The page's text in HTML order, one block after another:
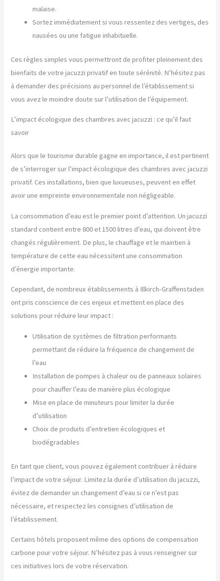
malaise.
Sortez immédiatement si vous ressentez des vertiges, des
nausées ou une fatigue inhabituelle.
Ces règles simples vous permettront de profiter pleinement des
bienfaits de votre jacuzzi privatif en toute sérénité. N’hésitez pas
à demander des précisions au personnel de l’établissement si
vous avez le moindre doute sur l’utilisation de l’équipement.
L’impact écologique des chambres avec jacuzzi : ce qu’il faut
savoir
Alors que le tourisme durable gagne en importance, il est pertinent
de s’interroger sur l’impact écologique des chambres avec jacuzzi
privatif. Ces installations, bien que luxueuses, peuvent en effet
avoir une empreinte environnementale non négligeable.
La consommation d’eau est le premier point d’attention. Un jacuzzi
standard contient entre 800 et 1500 litres d’eau, qui doivent être
changés régulièrement. De plus, le chauffage et le maintien à
température de cette eau nécessitent une consommation
d’énergie importante.
Cependant, de nombreux établissements à Illkirch-Graffenstaden
ont pris conscience de ces enjeux et mettent en place des
solutions pour réduire leur impact :
Utilisation de systèmes de filtration performants
permettant de réduire la fréquence de changement de
l’eau
Installation de pompes à chaleur ou de panneaux solaires
pour chauffer l’eau de manière plus écologique
Mise en place de minuteurs pour limiter la durée
d’utilisation
Choix de produits d’entretien écologiques et
biodégradables
En tant que client, vous pouvez également contribuer à réduire
l’impact de votre séjour. Limitez la durée d’utilisation du jacuzzi,
évitez de demander un changement d’eau si ce n’est pas
nécessaire, et respectez les consignes d’utilisation de
l’établissement.
Certains hôtels proposent même des options de compensation
carbone pour votre séjour. N’hésitez pas à vous renseigner sur
ces initiatives lors de votre réservation.